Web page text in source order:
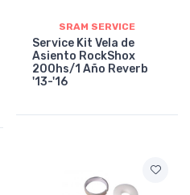
SRAM SERVICE
Service Kit Vela de
Asiento RockShox
200hs/1 Año Reverb
'13-'16